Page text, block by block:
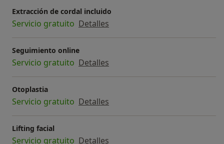
Extracción de cordal incluido
Servicio gratuito Detalles
Seguimiento online
Servicio gratuito Detalles
Otoplastia
Servicio gratuito Detalles
Lifting facial
Servicio gratuito Detalles